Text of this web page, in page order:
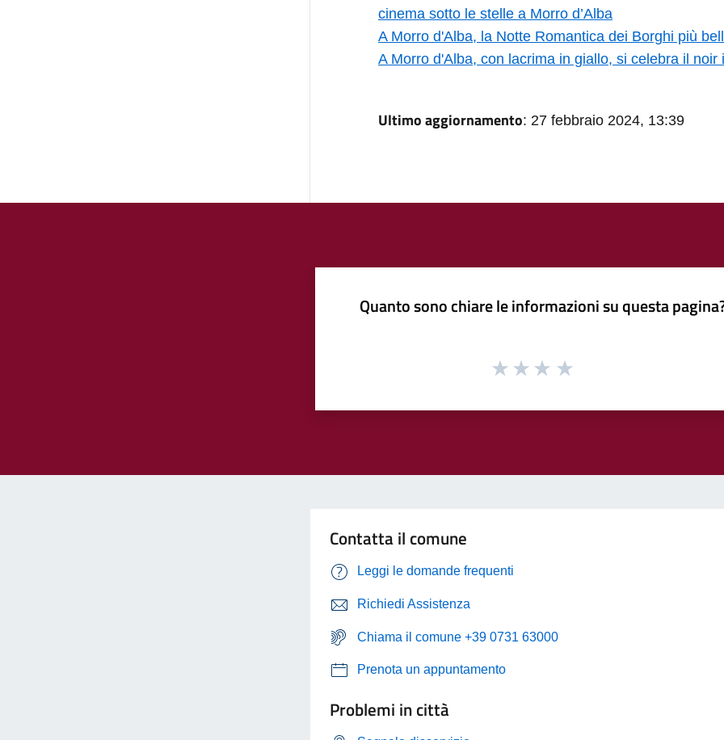
cinema sotto le stelle a Morro d’Alba
A Morro d'Alba, la Notte Romantica dei Borghi più
A Morro d'Alba, con lacrima in giallo, si celebra il noir
Ultimo aggiornamento: 27 febbraio 2024, 13:39
Quanto sono chiare le informazioni su questa
Contatta il comune
Leggi le domande frequenti
Richiedi Assistenza
Chiama il comune +39 0731 63000
Prenota un appuntamento
Problemi in città